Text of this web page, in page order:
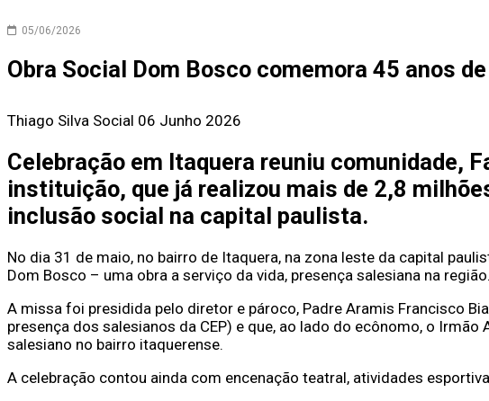
05/06/2026
Obra Social Dom Bosco comemora 45 anos
Thiago Silva Social 06 Junho 2026
Celebração em Itaquera reuniu comunidade,
instituição, que já realizou mais de 2,8
inclusão social na capital paulista.
No dia 31 de maio, no bairro de Itaquera, na zona leste da capital
Dom Bosco – uma obra a serviço da vida, presença salesiana na região.
A missa foi presidida pelo diretor e pároco, Padre Aramis Francisco
presença dos salesianos da CEP) e que, ao lado do ecônomo, o
salesiano no bairro itaquerense.
A celebração contou ainda com encenação teatral, atividades